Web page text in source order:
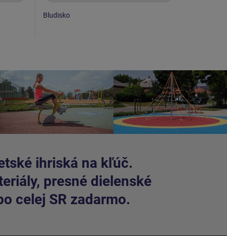
Bludisko
ihriská na kľúč.
presné dielenské
celej SR zadarmo.